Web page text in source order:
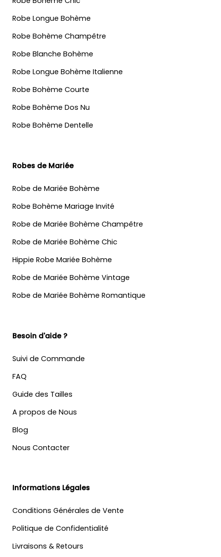
Robe Longue Bohème
Robe Bohème Champêtre
Robe Blanche Bohème
Robe Longue Bohème Italienne
Robe Bohème Courte
Robe Bohème Dos Nu
Robe Bohème Dentelle
Robes de Mariée
Robe de Mariée Bohème
Robe Bohème Mariage Invité
Robe de Mariée Bohème Champêtre
Robe de Mariée Bohème Chic
Hippie Robe Mariée Bohème
Robe de Mariée Bohème Vintage
Robe de Mariée Bohème Romantique
Besoin d'aide ?
Suivi de Commande
FAQ
Guide des Tailles
A propos de Nous
Blog
Nous Contacter
Informations Légales
Conditions Générales de Vente
Politique de Confidentialité
Livraisons & Retours